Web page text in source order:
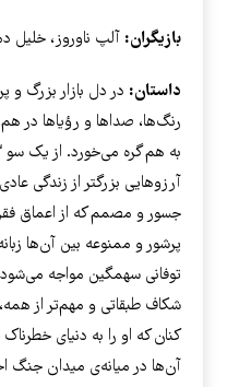
بازیگران: آلپ ناوروز، خلیل
داستان: در دل بازار بزرگ
رنگ‌ها، صداها و رؤیاها در
به هم گره می‌خورد. از یک سو
آرزوهایی بزرگتر از زندگی
جسور و مصمم که از اعماق
پرشور و ممنوعه بین آن‌ها
توفانی سهمگین مواجه
شکاف طبقاتی و مهم‌تر از
کنان که او را به دنیای
آن‌ها در میانه‌ی میدان جنگ